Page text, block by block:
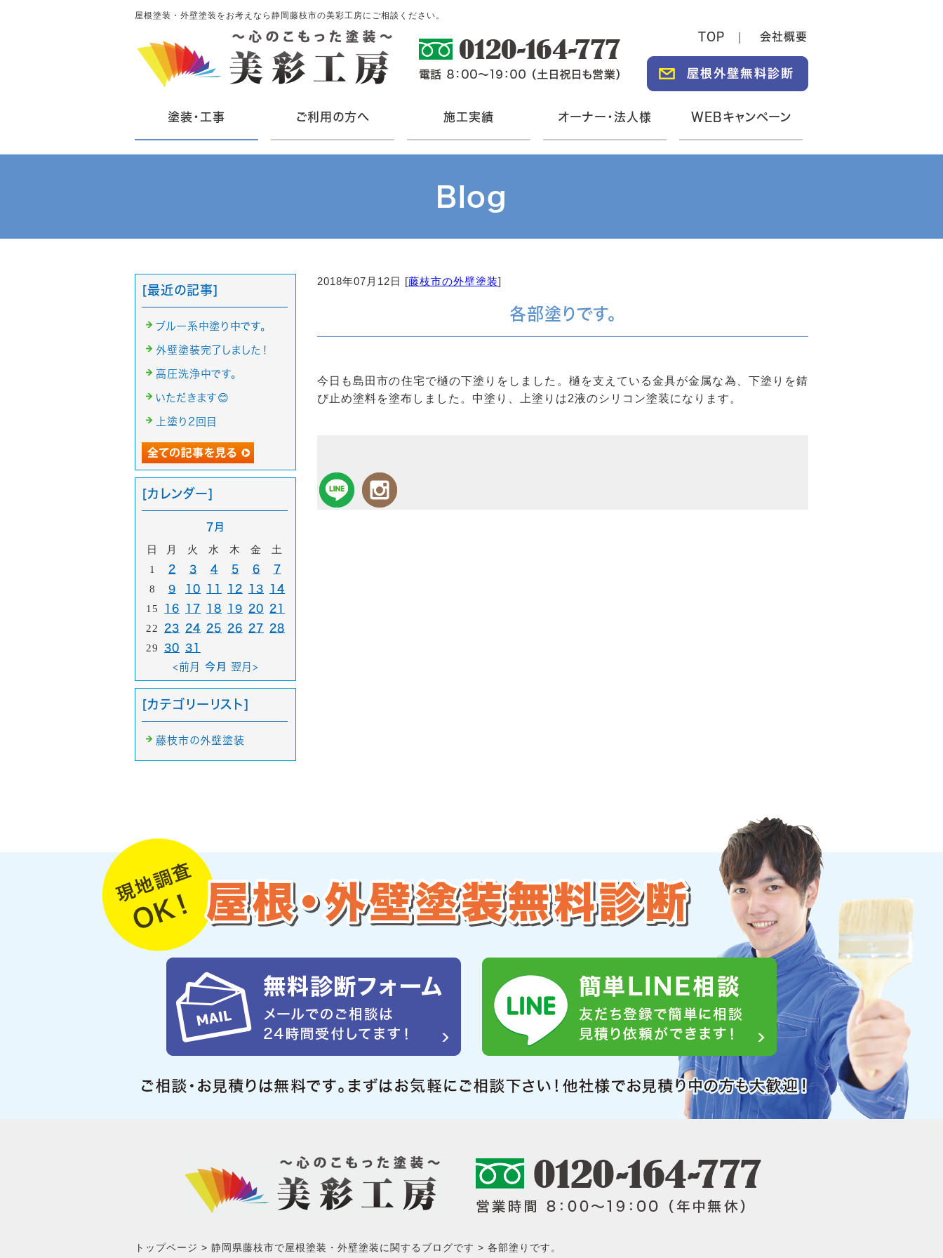
屋根塗装・外壁塗装をお考えなら静岡藤枝市の美彩工房にご相談ください。
TOP 会社概要
塗装・工事 ご利用の方へ 施工実績 オーナー・法人様 WEBキャンペーン
Blog
2018年07月12日 [藤枝市の外壁塗装]
各部塗りです。
今日も島田市の住宅で樋の下塗りをしました。樋を支えている金具が金属な為、下塗りを錆
び止め塗料を塗布しました。中塗り、上塗りは2液のシリコン塗装になります。
[最近の記事]
ブルー系中塗り中です。
外壁塗装完了しました！
高圧洗浄中です。
いただきます😊
上塗り2回目
[カレンダー]
7月
日 月 火 水 木 金
土
1
2 3 4 5 6 7
8 9 10 11 12 13 14
15 16 17 18 19 20 21
22 23 24 25 26 27 28
29 30 31
<前月
今月 翌月>
[カテゴリーリスト]
藤枝市の外壁塗装
トップページ 静岡県藤枝市で屋根塗装・外壁塗装に関するブログです 各部塗りです。